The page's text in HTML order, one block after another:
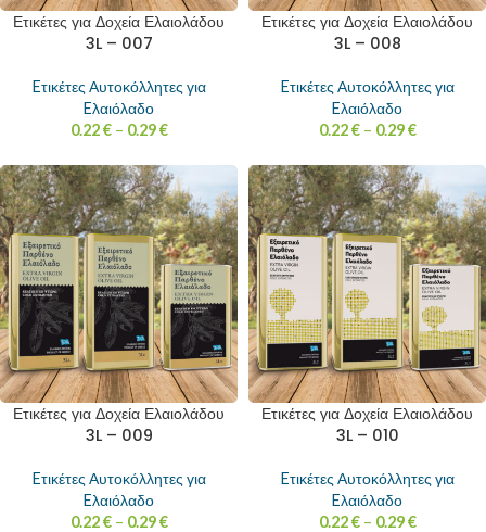
Ετικέτες για Δοχεία Ελαιολάδου
3L – 007
Eτικέτες Αυτοκόλλητες για
Eλαιόλαδο
0.22€ – 0.29€
Ετικέτες για Δοχεία Ελαιολάδου
3L – 008
Eτικέτες Αυτοκόλλητες για
Eλαιόλαδο
0.22€ – 0.29€
Ετικέτες για Δοχεία Ελαιολάδου
3L – 009
Eτικέτες Αυτοκόλλητες για
Eλαιόλαδο
0.22€ – 0.29€
Ετικέτες για Δοχεία Ελαιολάδου
3L – 010
Eτικέτες Αυτοκόλλητες για
Eλαιόλαδο
0.22€ – 0.29€